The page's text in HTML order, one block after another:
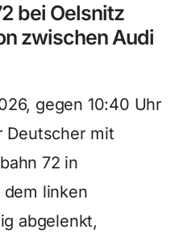
bei Oelsnitz
zwischen Audi
gegen 10:40 Uhr
Deutscher mit
72 in
linken
abgelenkt,